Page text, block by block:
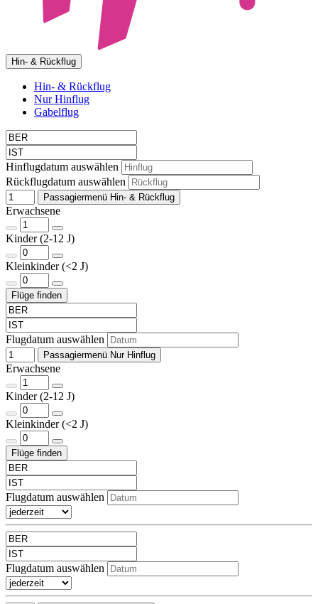
Hin- & Rückflug
Hin- & Rückflug
Nur Hinflug
Gabelflug
Hinflugdatum auswählen
Rückflugdatum auswählen
Passagiermenü Hin- & Rückflug
Erwachsene
Kinder (2-12 J)
Kleinkinder (<2 J)
Flugdatum auswählen
Passagiermenü Nur Hinflug
Erwachsene
Kinder (2-12 J)
Kleinkinder (<2 J)
Flugdatum auswählen
Flugdatum auswählen